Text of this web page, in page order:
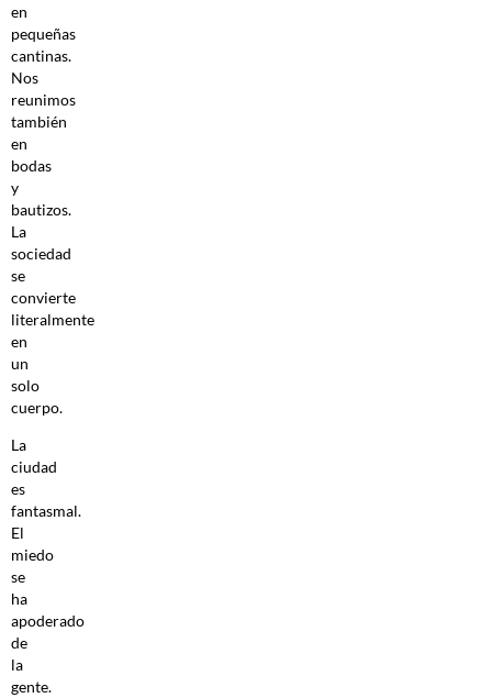
en
pequeñas
cantinas.
Nos
reunimos
también
en
bodas
y
bautizos.
La
sociedad
se
convierte
literalmente
en
un
solo
cuerpo.
La
ciudad
es
fantasmal.
El
miedo
se
ha
apoderado
de
la
gente.